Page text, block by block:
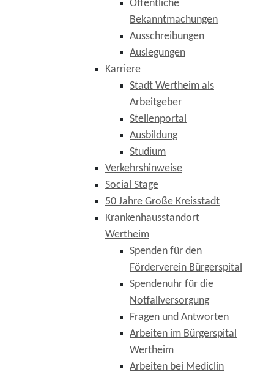
Öffentliche
Bekanntmachungen
Ausschreibungen
Auslegungen
Karriere
Stadt Wertheim als
Arbeitgeber
Stellenportal
Ausbildung
Studium
Verkehrshinweise
Social Stage
50 Jahre Große Kreisstadt
Krankenhausstandort
Wertheim
Spenden für den
Förderverein Bürgerspital
Spendenuhr für die
Notfallversorgung
Fragen und Antworten
Arbeiten im Bürgerspital
Wertheim
Arbeiten bei Mediclin